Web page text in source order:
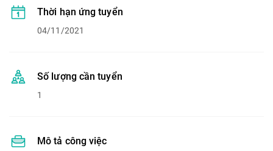
Thời hạn ứng tuyển
04/11/2021
Số lượng cần tuyển
1
Mô tả công việc